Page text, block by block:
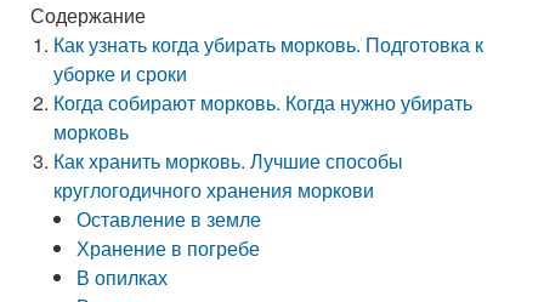
Содержание
Как узнать когда убирать морковь. Подготовка к
уборке и сроки
Когда собирают морковь. Когда нужно убирать
морковь
Как хранить морковь. Лучшие способы
круглогодичного хранения моркови
Оставление в земле
Хранение в погребе
В опилках